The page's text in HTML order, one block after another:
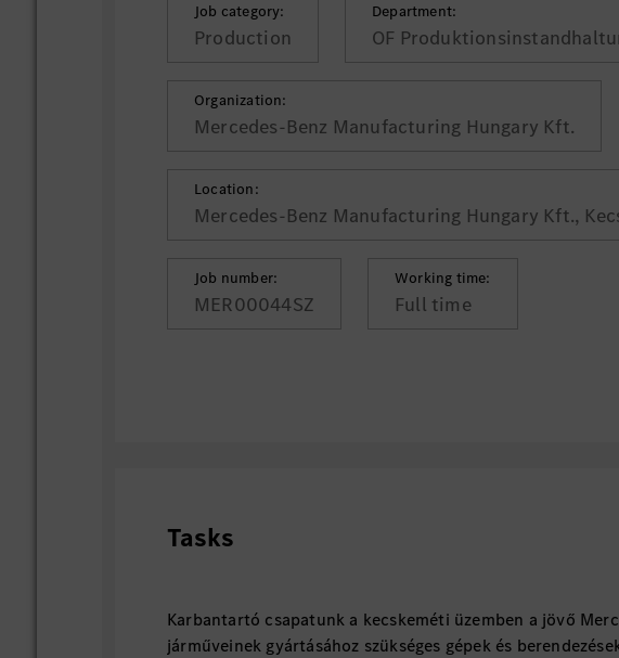
Job category:
Production
Department:
OF
Organization:
Mercedes-Benz Manufacturing Hungary Kft.
Location:
Mercedes-Benz Manufacturing Hungary Kft.,
Job number:
MER00044SZ
Working time:
Full time
Tasks
Karbantartó csapatunk a kecskeméti üzemben a jövő
járműveinek gyártásához szükséges gépek és